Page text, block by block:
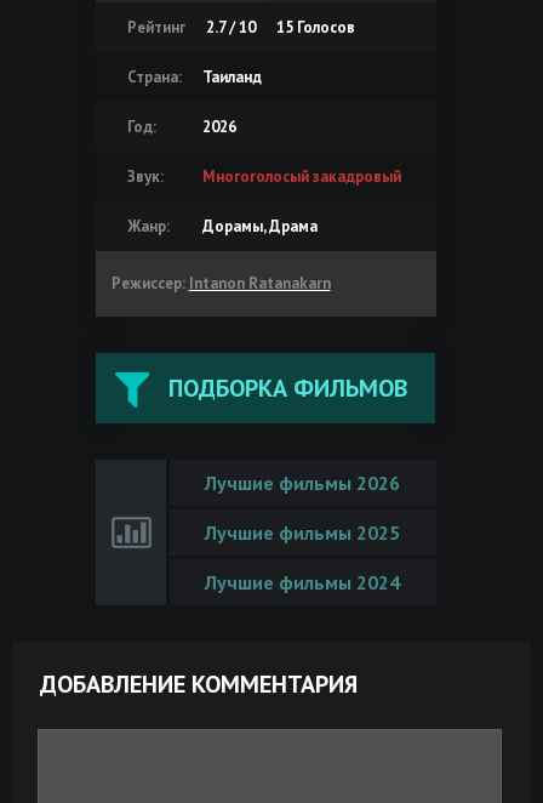
Рейтинг 2.7 / 10 15Голосов
Страна: Таиланд
Год: 2026
Звук: Многоголосый закадровый
Жанр: Дорамы, Драма
Режиссер: Intanon Ratanakarn
ПОДБОРКА ФИЛЬМОВ
Лучшие фильмы 2026
Лучшие фильмы 2025
Лучшие фильмы 2024
ДОБАВЛЕНИЕ КОММЕНТАРИЯ